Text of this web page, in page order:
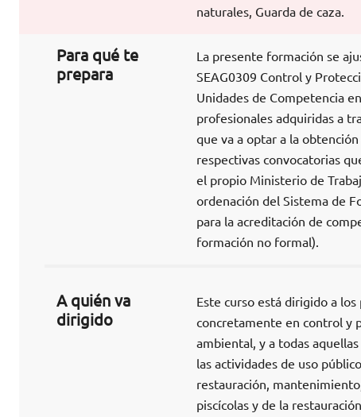
naturales, Guarda de caza.
Para qué te
prepara
La presente formación se
SEAG0309 Control y
Unidades de Competencia
profesionales adquiridas a
que va a optar a la
respectivas convocatorias
el propio Ministerio de
ordenación del Sistema de
para la acreditación de
formación no formal).
A quién va
dirigido
Este curso está dirigido a
concretamente en control y
ambiental, y a todas
las actividades de uso
restauración,
piscícolas y de la